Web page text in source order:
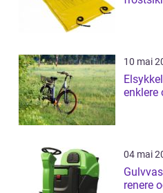
10 mai
enklere
04 mai
renere